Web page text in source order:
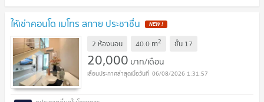
ให้เช่าคอนโด เมโทร สกาย ประชาชื่น
2 ห้องนอน 40.0 m2 ชั้น 17
20,000 บาท/เดือน
06/08/2026 1:31:57